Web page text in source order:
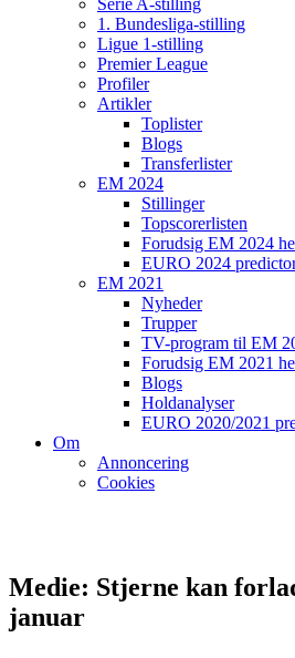
Serie A-stilling
1. Bundesliga-stilling
Ligue 1-stilling
Premier League
Profiler
Artikler
Toplister
Blogs
Transferlister
EM 2024
Stillinger
Topscorerlisten
Forudsig EM 2024
EURO 2024
EM 2021
Nyheder
Trupper
TV-program til EM
Forudsig EM 2021
Blogs
Holdanalyser
EURO 2020/2021
Om
Annoncering
Cookies
Medie: Stjerne kan
januar